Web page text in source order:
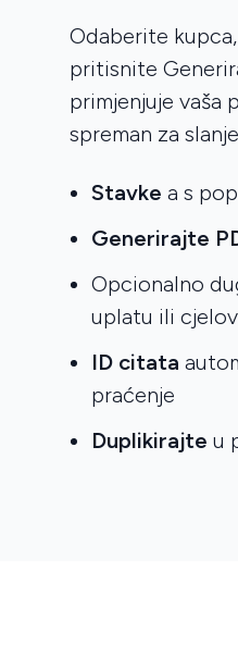
Odaberite
pritisnite
primjenjuje vaša
spreman za
Stavke a s
Generirajte
Opcionalno
uplatu ili
ID citata
praćenje
Duplikirajte u